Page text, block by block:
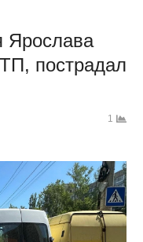
Ярослава
пострадал
1